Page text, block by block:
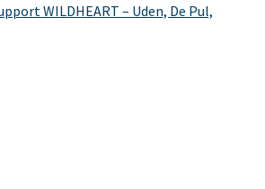
WILDHEART – Uden, De Pul,